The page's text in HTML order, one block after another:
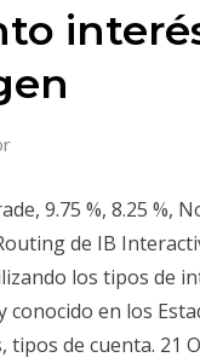
9.75 %, 8.25 %,
de IB
los tipos de
conocido en los
tipos de cuenta. 21